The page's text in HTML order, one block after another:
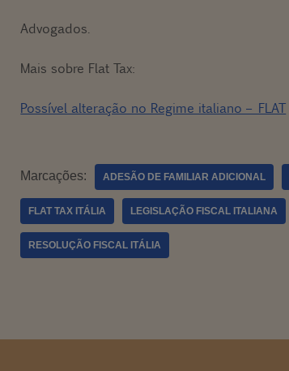
Advogados.
Mais sobre Flat Tax:
Possível alteração no Regime italiano – FLAT
Marcações: ADESÃO DE FAMILIAR ADICIONAL
FLAT TAX ITÁLIA LEGISLAÇÃO FISCAL ITALIANA
RESOLUÇÃO FISCAL ITÁLIA